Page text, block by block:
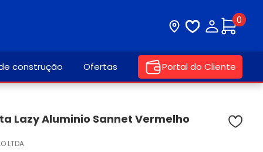
Visite nossa loja
Lista deMinha
0
construção Ofertas Portal do Cliente
Lazy Aluminio Sannet Vermelho
LTDA